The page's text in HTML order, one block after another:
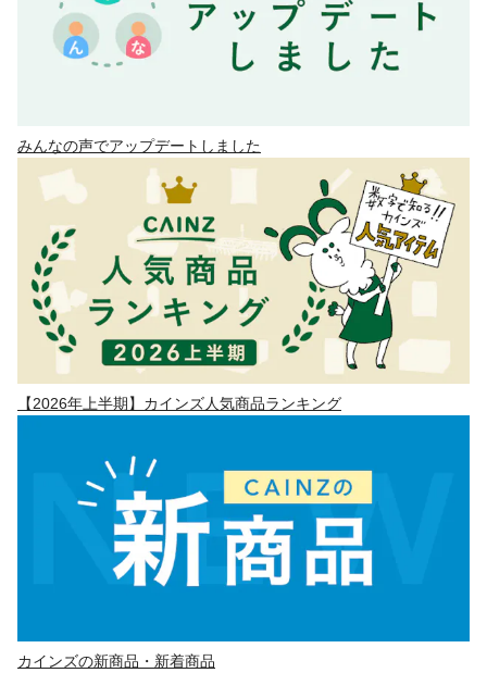
みんなの声でアップデートしました
【2026年上半期】カインズ人気商品ランキング
カインズの新商品・新着商品